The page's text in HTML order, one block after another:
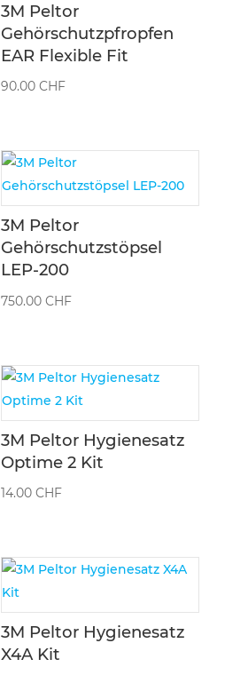
3M Peltor
Gehörschutzpfropfen
EAR Flexible Fit
90.00 CHF
3M Peltor
Gehörschutzstöpsel
LEP-200
750.00 CHF
3M Peltor Hygienesatz
Optime 2 Kit
14.00 CHF
3M Peltor Hygienesatz
X4A Kit